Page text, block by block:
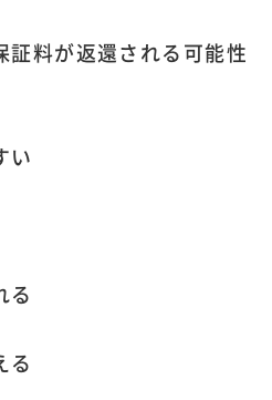
証料が返還される可能性
い
る
る